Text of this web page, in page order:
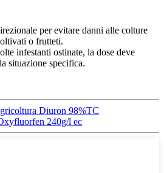
per evitare danni alle colture
​​o frutteti.
infestanti ostinate, la dose deve
situazione specifica.
Diuron 98%TC
240g/l ec